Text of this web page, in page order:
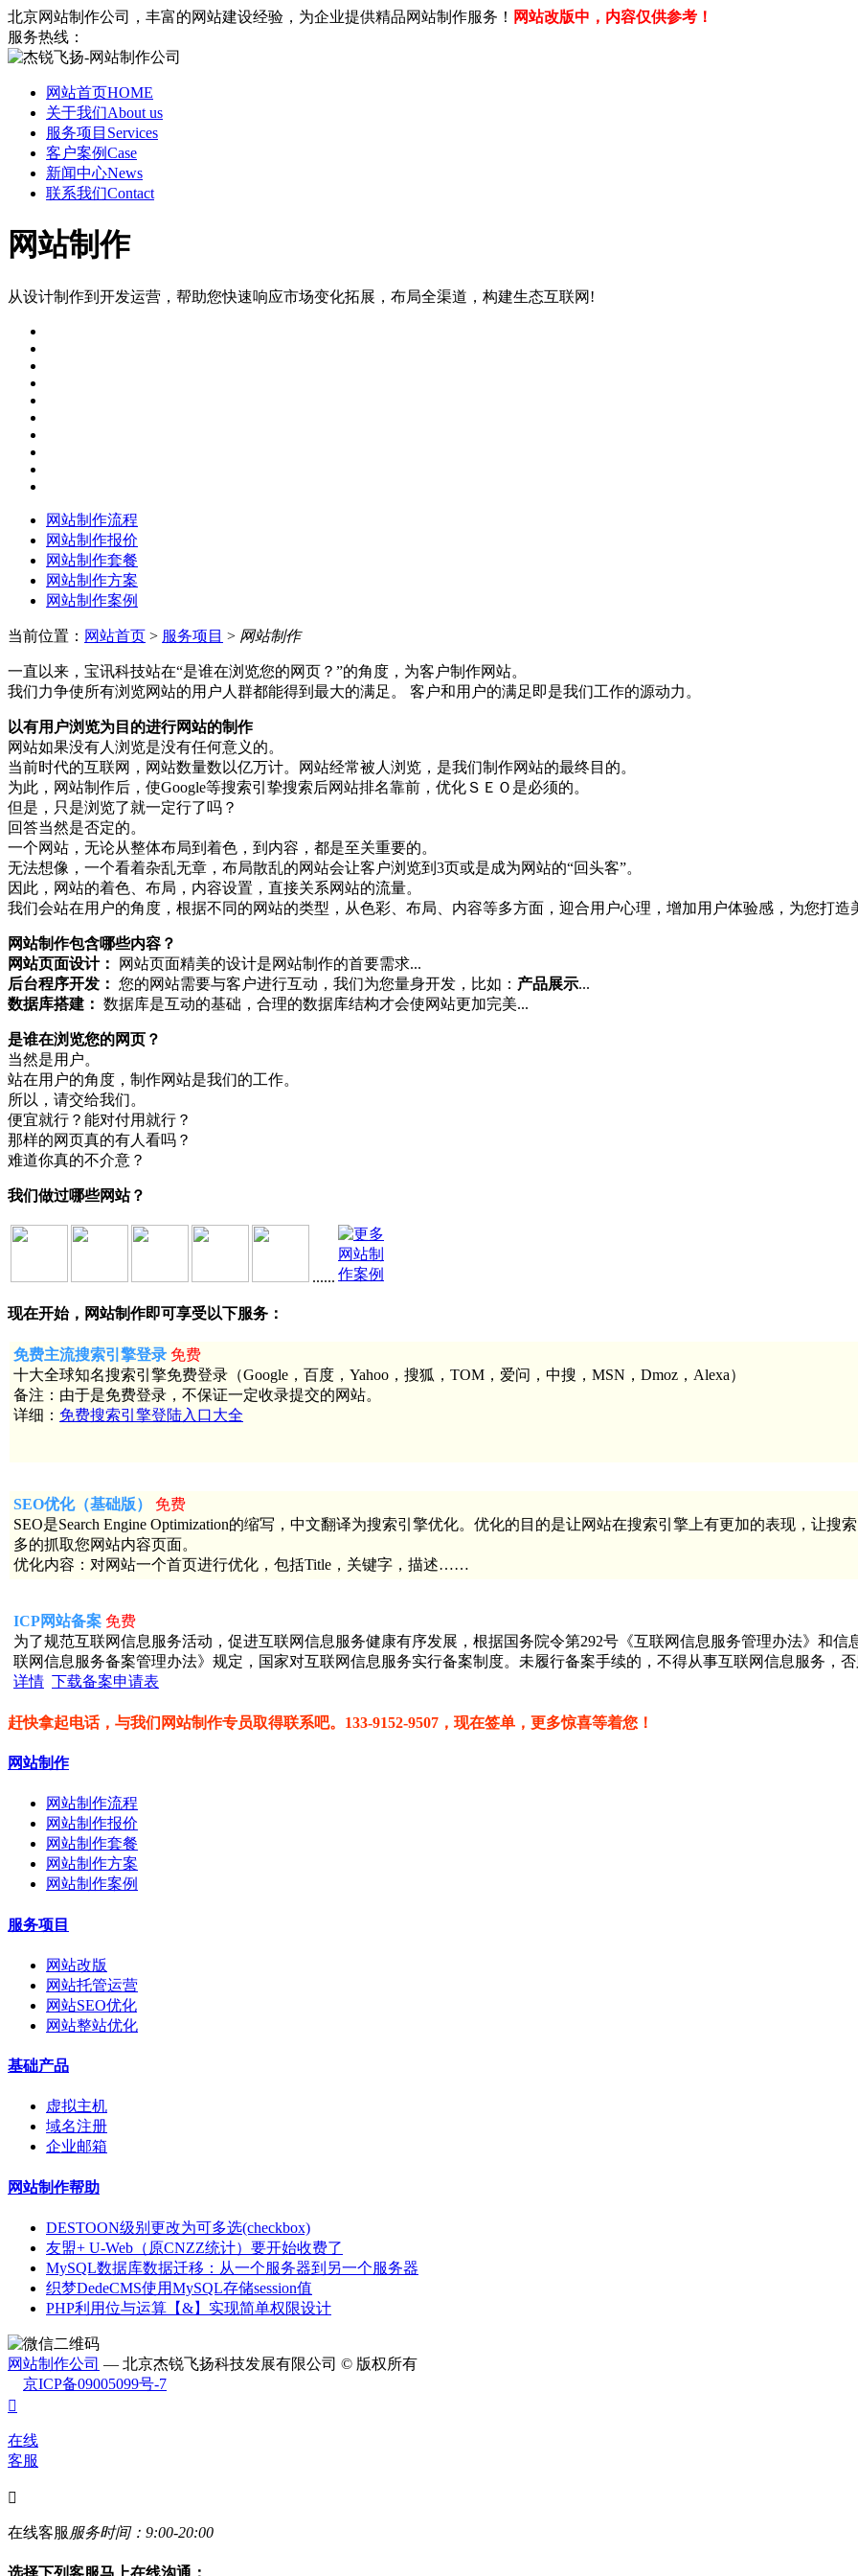
北京网站制作公司，丰富的网站建设经验，为企业提供精品网站制作服务！ 网站改版中，内容仅供参考！
服务热线：
网站首页HOME
关于我们About us
服务项目 Services
客户案例Case
新闻中心News
联系我们Contact
网站制作
从设计制作到开发运营，帮助您快速响应市场变化拓展，布局全渠道，构建生态互联网!
网站制作流程
网站制作报价
网站制作套餐
网站制作方案
网站制作案例
当前位置： 网站首页 > 服务项目 > 网站制作
一直以来，宝讯科技站在“是谁在浏览您的网页？”的角度，为客户制作网站。
我们力争使所有浏览网站的用户人群都能得到最大的满足。 客户和用户的满足即是我们工作的源动力。
以有用户浏览为目的进行网站的制作
网站如果没有人浏览是没有任何意义的。
当前时代的互联网，网站数量数以亿万计。网站经常被人浏览，是我们制作网站的最终目的。
为此，网站制作后，使Google等搜索引挚搜索后网站排名靠前，优化ＳＥＯ是必须的。
但是，只是浏览了就一定行了吗？
回答当然是否定的。
一个网站，无论从整体布局到着色，到内容，都是至关重要的。
无法想像，一个看着杂乱无章，布局散乱的网站会让客户浏览到3页或是成为网站的“回头客”。
因此，网站的着色、布局，内容设置，直接关系网站的流量。
我们会站在用户的角度，根据不同的网站的类型，从色彩、布局、内容等多方面，迎合用户心理，增加用户体验感，为您打造
网站制作包含哪些内容？
网站页面设计：
网站页面精美的设计是网站制作的首要需求...
后台程序开发： 您的网站需要与客户进行互动，我们为您量身开发，比如： 产品展示...
数据库搭建： 数据库是互动的基础，合理的数据库结构才会使网站更加完美...
是谁在浏览您的网页？
当然是用户。
站在用户的角度，制作网站是我们的工作。
所以，请交给我们。
便宜就行？能对付用就行？
那样的网页真的有人看吗？
难道你真的不介意？
我们做过哪些网站？
......
现在开始，网站制作即可享受以下服务：
免费主流搜索引擎登录 免费
十大全球知名搜索引擎免费登录（Google，百度，Yahoo，搜狐，TOM，爱问，中搜，MSN，Dmoz，Alexa）
备注：由于是免费登录，不保证一定收录提交的网站。
详细： 免费搜索引擎登陆入口大全
SEO优化（基础版）
免费
SEO是Search Engine Optimization的缩写，中文翻译为搜索引擎优化。优化的目的是让网站在搜索引擎上有更加的表现，让搜
多的抓取您网站内容页面。
优化内容：对网站一个首页进行优化，包括Title，关键字，描述……
ICP网站备案 免费
为了规范互联网信息服务活动，促进互联网信息服务健康有序发展，根据国务院令第292号《互联网信息服务管理办法》和信
联网信息服务备案管理办法》规定，国家对互联网信息服务实行备案制度。未履行备案手续的，不得从事互联网信息服务，否
详情 下载备案申请表
赶快拿起电话，与我们网站制作专员取得联系吧。133-9152-9507，现在签单，更多惊喜等着您！
网站制作
网站制作流程
网站制作报价
网站制作套餐
网站制作方案
网站制作案例
服务项目
网站改版
网站托管运营
网站SEO优化
网站整站优化
基础产品
虚拟主机
域名注册
企业邮箱
网站制作帮助
DESTOON级别更改为可多选(checkbox)
友盟+ U-Web（原CNZZ统计）要开始收费了
MySQL数据库数据迁移：从一个服务器到另一个服务器
织梦DedeCMS使用MySQL存储session值
PHP利用位与运算【&】实现简单权限设计
网站制作公司 — 北京杰锐飞扬科技发展有限公司 © 版权所有
京ICP备09005099号-7

在线
客服

在线客服 服务时间：9:00-20:00